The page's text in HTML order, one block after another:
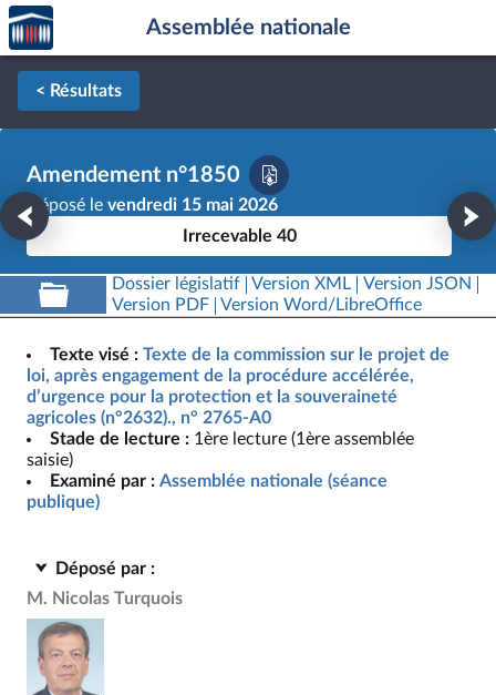
Aller au contenu
Aller en bas de la page
Accèder
à la
page
d'accueil
Assemblée nationale
< Résultats
Amendement n°1850
Déposé le vendredi 15 mai 2026
Irrecevable 40
Dossier législatif Version XML
Version JSON
Version PDF
Version Word/LibreOffice
Texte visé : Texte de la commission sur le projet de
loi, après engagement de la procédure accélérée,
d’urgence pour la protection et la souveraineté
agricoles (n°2632)., n° 2765-A0
Stade de lecture : 1ère lecture (1ère assemblée
saisie)
Examiné par : Assemblée nationale (séance
publique)
Déposé par :
M. Nicolas Turquois